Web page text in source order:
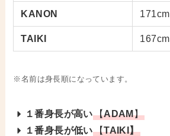
KANON 171cm
TAIKI 167cm
※名前は身長順になっています。
１番身長が高い【ADAM】
１番身長が低い【TAIKI】